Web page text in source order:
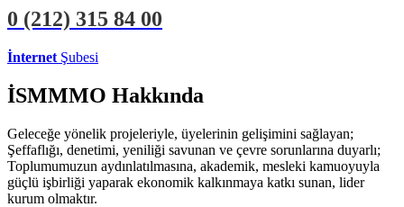
0 (212) 315 84 00
İnternet Şubesi
İSMMMO Hakkında
Geleceğe yönelik projeleriyle, üyelerinin gelişimini sağlayan;
Şeffaflığı, denetimi, yeniliği savunan ve çevre sorunlarına duyarlı;
Toplumumuzun aydınlatılmasına, akademik, mesleki kamuoyuyla
güçlü işbirliği yaparak ekonomik kalkınmaya katkı sunan, lider
kurum olmaktır.